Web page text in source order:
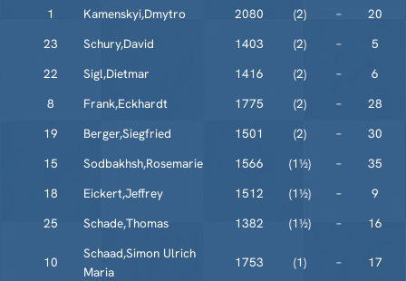
1
Kamenskyi,Dmytro 2080 (2) –
20
23
Schury,David 1403 (2) –
5
22
Sigl,Dietmar 1416 (2) –
6
8
Frank,Eckhardt 1775 (2) –
28
19
Berger,Siegfried 1501 (2) –
30
15
Sodbakhsh,Rosemarie 1566 (1½) –
35
18
Eickert,Jeffrey 1512 (1½) –
9
25
Schade,Thomas 1382 (1½) – 16
10
Schaad,Simon Ulrich
Maria
1753 (1) – 17